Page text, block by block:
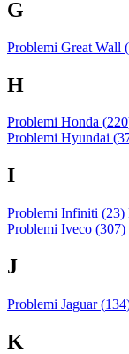
G
Problemi Great Wall (
H
Problemi Honda (220
Problemi Hyundai (
I
Problemi Infiniti (23)
Problemi Iveco (307)
J
Problemi Jaguar (134
K